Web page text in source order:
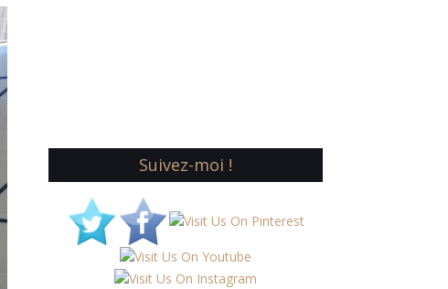
Suivez-moi !